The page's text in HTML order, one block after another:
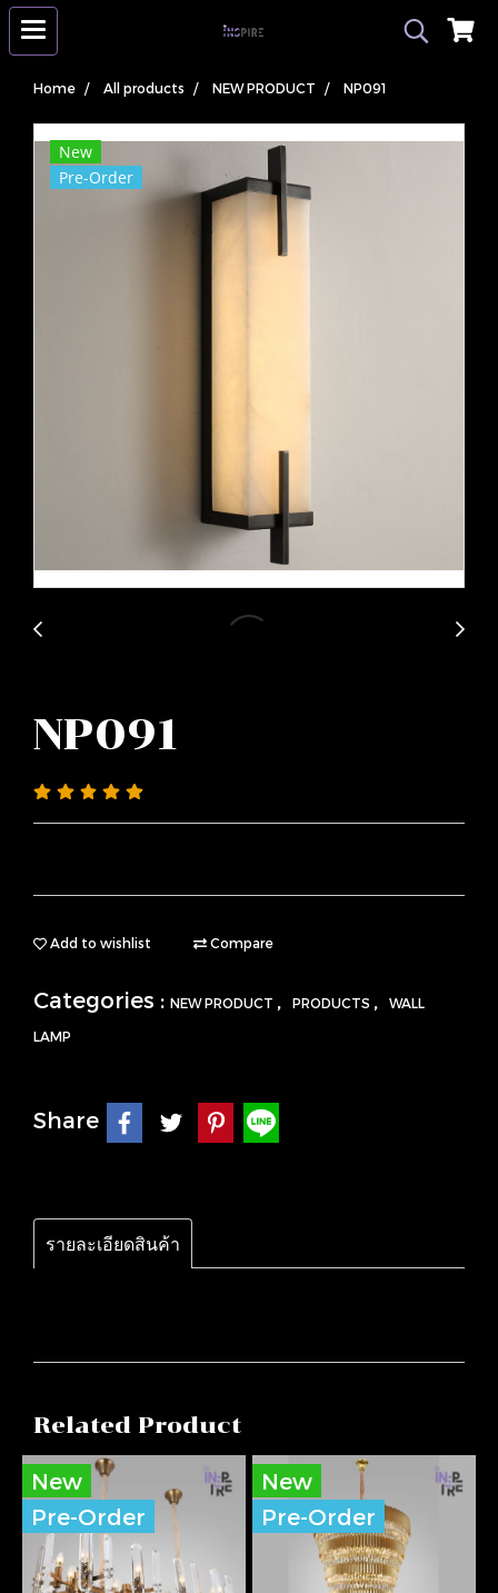
Home All products NEW PRODUCT NP091
New
Pre-Order
NP091
Add to wishlist Compare
Categories : NEW PRODUCT , PRODUCTS , WALL
LAMP
Share
รายละเอียดสินค้า
Related Product
New
Pre-Order
New
Pre-Order